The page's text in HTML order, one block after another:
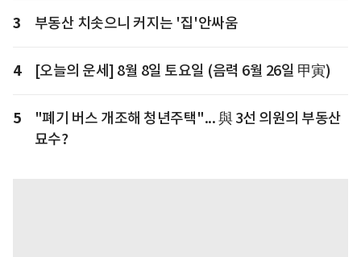
3 부동산 치솟으니 커지는 '집'안싸움
4 [오늘의 운세] 8월 8일 토요일 (음력 6월 26일 甲寅)
5
"폐기 버스 개조해 청년주택"... 與 3선 의원의 부동산
묘수?